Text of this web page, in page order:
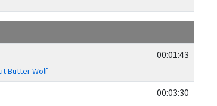
00:01:43
Butter Wolf
00:03:30